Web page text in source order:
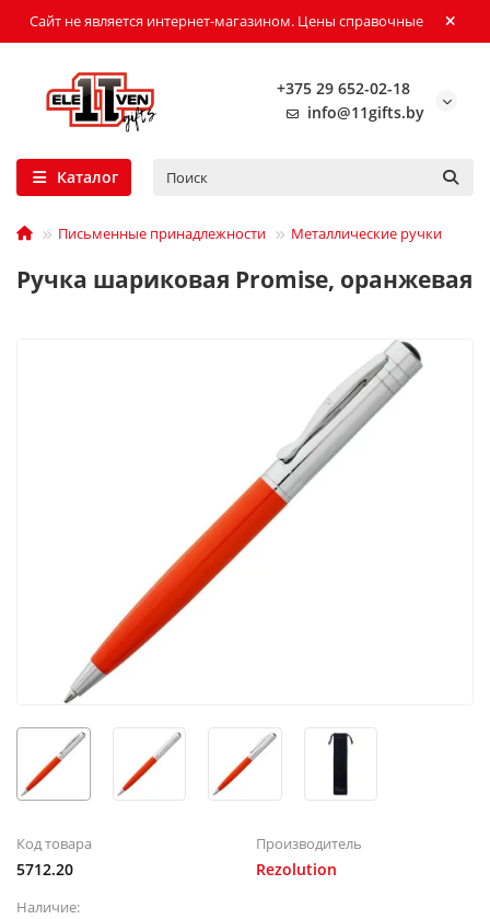
Сайт не является интернет-магазином. Цены справочные
+375 29 652-02-18
info@11gifts.by
Каталог
Письменные принадлежности Металлические ручки
Ручка шариковая Promise, оранжевая
Код товара
5712.20
Производитель
Rezolution
Наличие: